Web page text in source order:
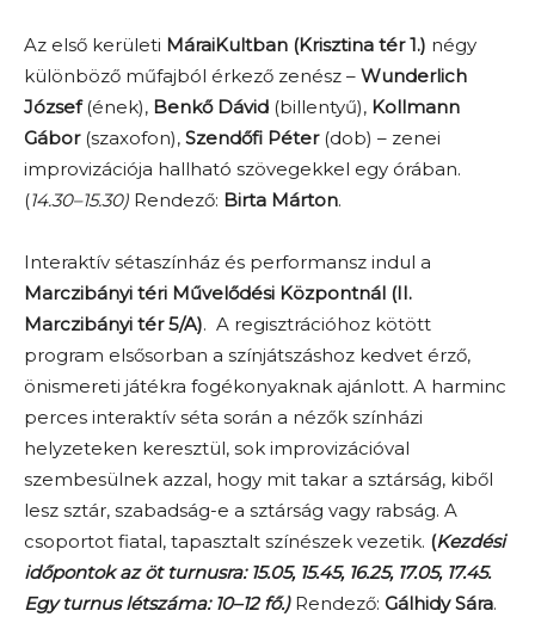
Az első kerületi MáraiKultban (Krisztina tér 1.) négy
különböző műfajból érkező zenész – Wunderlich
József(ének), Benkő Dávid (billentyű), Kollmann
Gábor(szaxofon), Szendőfi Péter(dob) – zenei
improvizációja hallható szövegekkel egy órában.
(14.30–15.30) Rendező: Birta Márton.
Interaktív sétaszínház és performansz indul a
Marczibányi téri Művelődési Központnál (II.
Marczibányi tér 5/A). A regisztrációhoz kötött
program elsősorban a színjátszáshoz kedvet érző,
önismereti játékra fogékonyaknak ajánlott. A harminc
perces interaktív séta során a nézők színházi
helyzeteken keresztül, sok improvizációval
szembesülnek azzal, hogy mit takar a sztárság, kiből
lesz sztár, szabadság-e a sztárság vagy rabság. A
csoportot fiatal, tapasztalt színészek vezetik. (Kezdési
időpontok az öt turnusra: 15.05, 15.45, 16.25, 17.05, 17.45.
Egy turnus létszáma: 10–12 fő.)Rendező: Gálhidy Sára.